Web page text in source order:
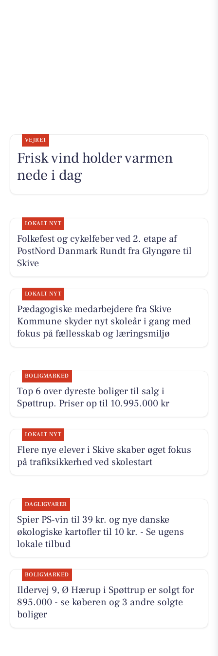
VEJRET
Frisk vind holder varmen
nede i dag
LOKALT NYT
Folkefest og cykelfeber ved 2. etape af
PostNord Danmark Rundt fra Glyngøre til
Skive
LOKALT NYT
Pædagogiske medarbejdere fra Skive
Kommune skyder nyt skoleår i gang med
fokus på fællesskab og læringsmiljø
BOLIGMARKED
Top 6 over dyreste boliger til salg i
Spøttrup. Priser op til 10.995.000 kr
LOKALT NYT
Flere nye elever i Skive skaber øget fokus
på trafiksikkerhed ved skolestart
DAGLIGVARER
Spier PS-vin til 39 kr. og nye danske
økologiske kartofler til 10 kr. - Se ugens
lokale tilbud
BOLIGMARKED
Ildervej 9, Ø Hærup i Spøttrup er solgt for
895.000 - se køberen og 3 andre solgte
boliger